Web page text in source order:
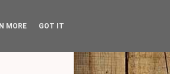
MORE GOT IT